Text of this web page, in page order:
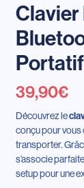
Portatif
39,90€
Découvrez le
conçu pour vous
transporter.
s’associe
setup pour une